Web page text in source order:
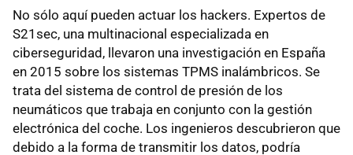
No sólo aquí pueden actuar los hackers. Expertos de
S21sec, una multinacional especializada en
ciberseguridad, llevaron una investigación en España
en 2015 sobre los sistemas TPMS inalámbricos. Se
trata del sistema de control de presión de los
neumáticos que trabaja en conjunto con la gestión
electrónica del coche. Los ingenieros descubrieron que
debido a la forma de transmitir los datos, podría